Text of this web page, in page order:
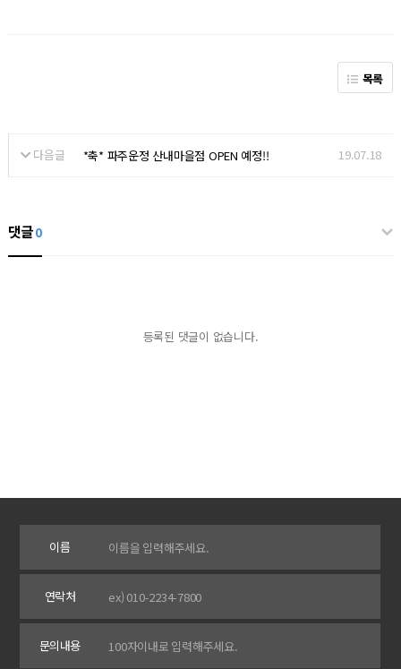
목록
다음글 *축* 파주운정 산내마을점 OPEN 예정!! 19.07.18
댓글0
등록된 댓글이 없습니다.
이름
연락처
문의내용